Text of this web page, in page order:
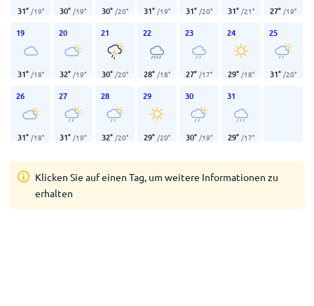
31° /19° 30° /19° 30° /20° 31° /19° 31° /20° 31° /21° 27° /19°
19
31° /18°
20
32° /19°
21
30° /20°
22
28° /18°
23
27° /17°
24
29° /18°
25
31° /20°
26
31° /18°
27
31° /19°
28
32° /20°
29
29° /20°
30
30° /19°
31
29° /17°
Klicken Sie auf einen Tag, um weitere Informationen zu
erhalten